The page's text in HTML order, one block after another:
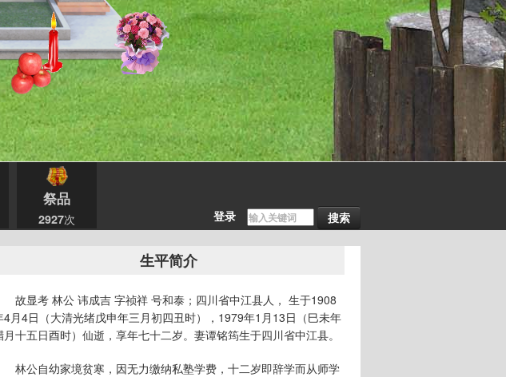
登录
祭品
2927次
生平简介
故显考 林公 讳成吉 字祯祥 号和泰；四川省中江县人， 生于1908
4月4日（大清光绪戊申年三月初四丑时），1979年1月13日（巳未年
月十五日酉时）仙逝，享年七十二岁。妻谭铭筠生于四川省中江县。
林公自幼家境贫寒，因无力缴纳私塾学费，十二岁即辞学而从师学